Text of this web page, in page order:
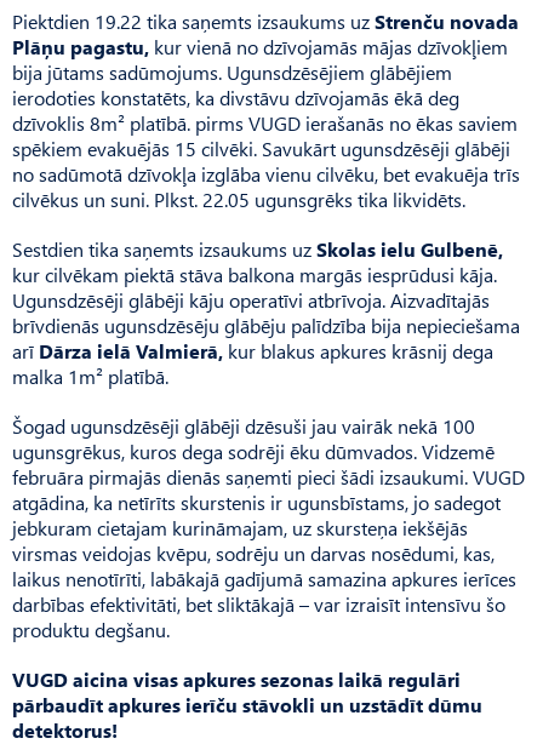
Piektdien 19.22 tika saņemts izsaukums uzStrenču novada
Plāņu pagastu, kur vienā no dzīvojamās mājas dzīvokļiem
bija jūtams sadūmojums. Ugunsdzēsējiem glābējiem
ierodoties konstatēts, ka divstāvu dzīvojamās ēkā deg
dzīvoklis 8m² platībā. pirms VUGD ierašanās no ēkas saviem
spēkiem evakuējās 15 cilvēki. Savukārt ugunsdzēsēji glābēji
no sadūmotā dzīvokļa izglāba vienu cilvēku, bet evakuēja trīs
cilvēkus un suni. Plkst. 22.05 ugunsgrēks tika likvidēts.
Sestdien tika saņemts izsaukums uzSkolas ielu Gulbenē,
kur cilvēkam piektā stāva balkona margās iesprūdusi kāja.
Ugunsdzēsēji glābēji kāju operatīvi atbrīvoja. Aizvadītajās
brīvdienās ugunsdzēsēju glābēju palīdzība bija nepieciešama
arī Dārza ielā Valmierā, kur blakus apkures krāsnij dega
malka 1m² platībā.
Šogad ugunsdzēsēji glābēji dzēsuši jau vairāk nekā 100
ugunsgrēkus, kuros dega sodrēji ēku dūmvados. Vidzemē
februāra pirmajās dienās saņemti pieci šādi izsaukumi. VUGD
atgādina, ka netīrīts skurstenis ir ugunsbīstams, jo sadegot
jebkuram cietajam kurināmajam, uz skursteņa iekšējās
virsmas veidojas kvēpu, sodrēju un darvas nosēdumi, kas,
laikus nenotīrīti, labākajā gadījumā samazina apkures ierīces
darbības efektivitāti, bet sliktākajā – var izraisīt intensīvu šo
produktu degšanu.
VUGD aicina visas apkures sezonas laikā regulāri
pārbaudīt apkures ierīču stāvokli un uzstādīt dūmu
detektorus!